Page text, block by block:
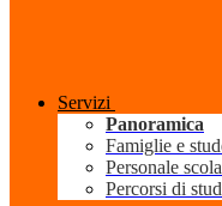
Servizi
Panoramica
Famiglie e
Personale
Percorsi di